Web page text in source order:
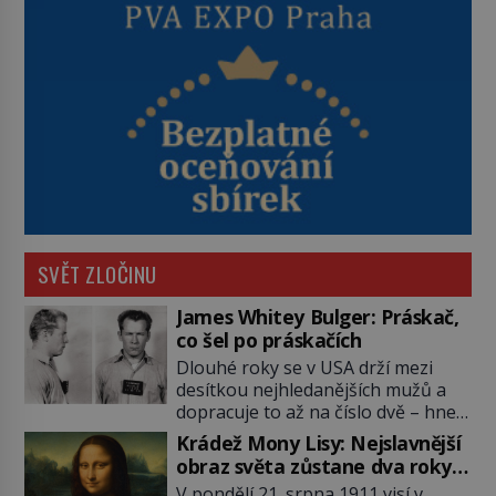
SVĚT ZLOČINU
James Whitey Bulger: Práskač,
co šel po práskačích
Dlouhé roky se v USA drží mezi
desítkou nejhledanějších mužů a
dopracuje to až na číslo dvě – hned
po Usámovi bin Ládinovi (1957–
2011). To je James „Whitey“ Bulger
(1929–2018) viněný ze spoluúčasti
Krádež Mony Lisy: Nejslavnější
obraz světa zůstane dva roky
nezvěstný